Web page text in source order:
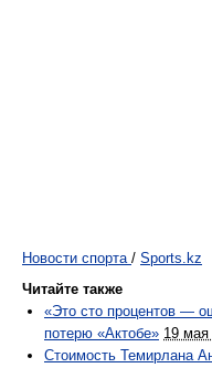
Новости спорта / Sports.kz
Читайте также
«Это сто процентов —
потерю «Актобе» 19 мая
Стоимость Темирлана